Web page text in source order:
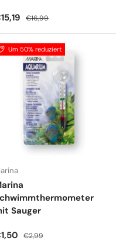
Normaler Preis
€16,99
Um 50% reduziert
Sauger
Normaler Preis
€2,99